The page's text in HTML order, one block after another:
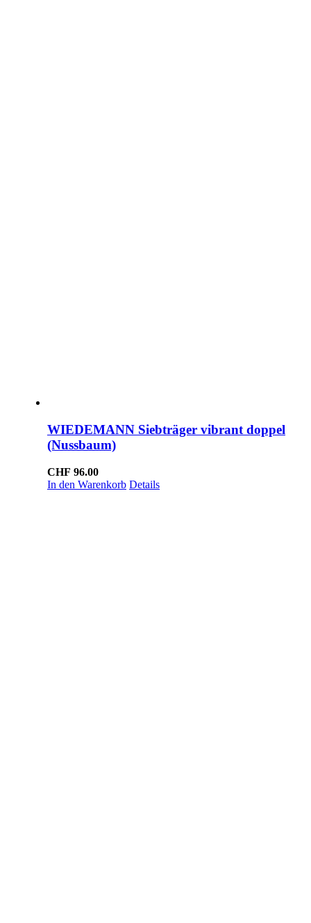
WIEDEMANN Siebträger vibrant doppel
(Nussbaum)
CHF 96.00
In den Warenkorb Details